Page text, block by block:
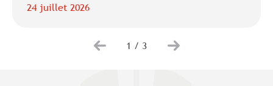
24 juillet 2026
1 / 3